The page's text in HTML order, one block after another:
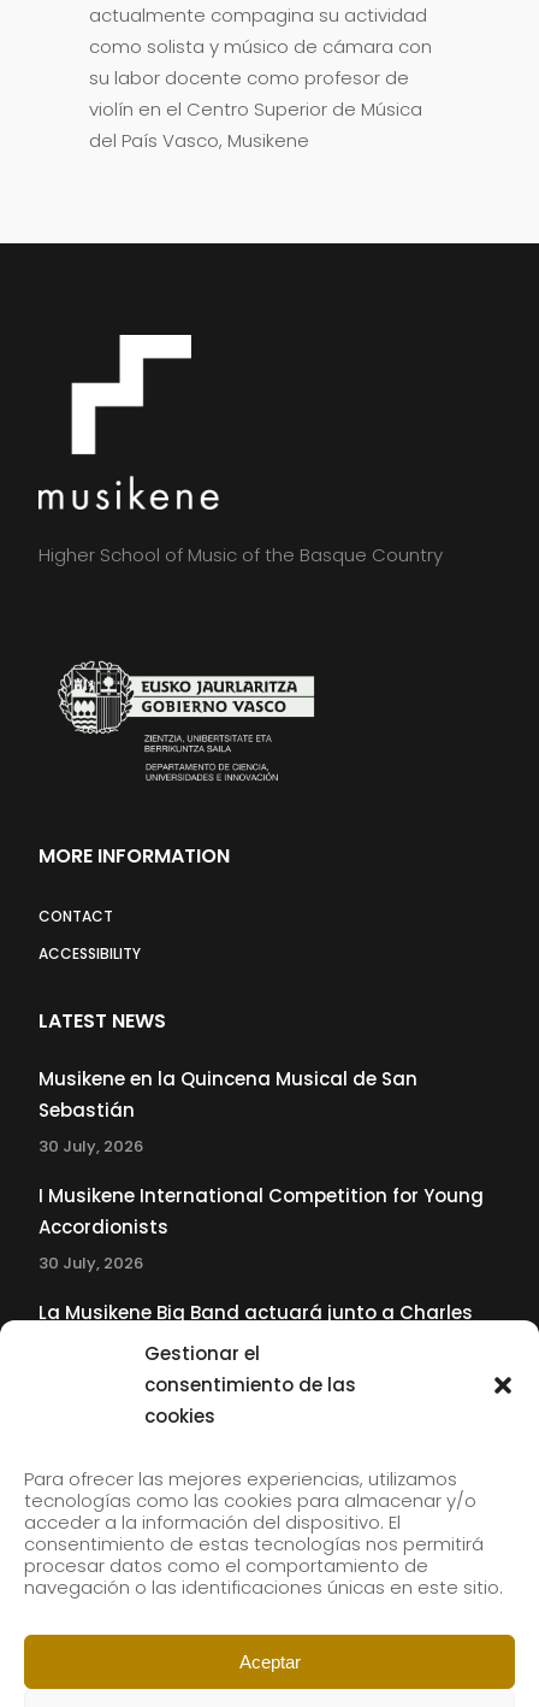
Gestionar el
consentimiento de las
cookies
Para ofrecer las mejores experiencias, utilizamos
tecnologías como las cookies para almacenar y/o
acceder a la información del dispositivo. El
consentimiento de estas tecnologías nos permitirá
procesar datos como el comportamiento de
navegación o las identificaciones únicas en este sitio.
Aceptar
actualmente compagina su actividad
como solista y músico de cámara con
su labor docente como profesor de
violín en el Centro Superior de Música
del País Vasco, Musikene
Higher School of Music of the Basque Country
MORE INFORMATION
CONTACT
ACCESSIBILITY
LATEST NEWS
Musikene en la Quincena Musical de San
Sebastián
30 July, 2026
I Musikene International Competition for Young
Accordionists
30 July, 2026
La Musikene Big Band actuará junto a Charles
Tolliver en el 61 Jazzaldia
Subscribe to our newsletter to receive our news by
email.